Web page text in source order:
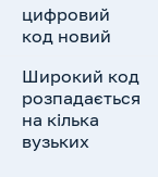
цифровий
код новий
Широкий код
розпадається
на кілька
вузьких